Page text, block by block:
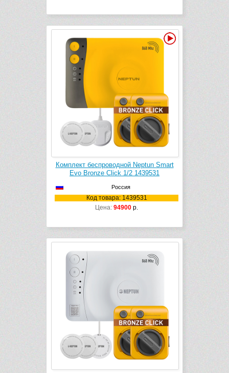
Комплект беспроводной Neptun Smart
Evo Bronze Click 1/2 1439531
Россия
Код товара: 1439531
Цена: 94900 р.